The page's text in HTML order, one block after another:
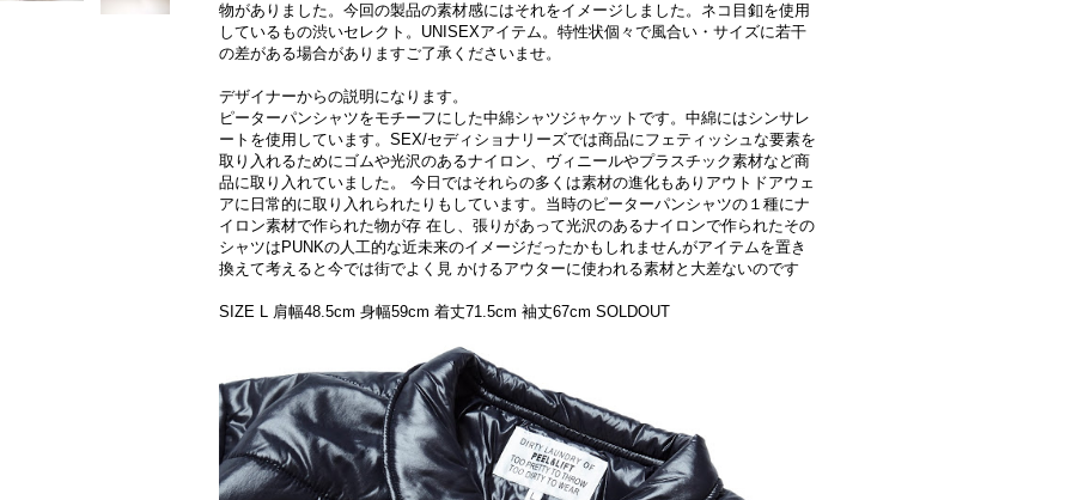
物がありました。今回の製品の素材感にはそれをイメージしました。ネコ目釦を使用
しているもの渋いセレクト。UNISEXアイテム。特性状個々で風合い・サイズに若干
の差がある場合がありますご了承くださいませ。
デザイナーからの説明になります。
ピーターパンシャツをモチーフにした中綿シャツジャケットです。中綿にはシンサレ
ートを使用しています。SEX/セディショナリーズでは商品にフェティッシュな要素を
取り入れるためにゴムや光沢のあるナイロン、ヴィニールやプラスチック素材など商
品に取り入れていました。 今日ではそれらの多くは素材の進化もありアウトドアウェ
アに日常的に取り入れられたりもしています。当時のピーターパンシャツの１種にナ
イロン素材で作られた物が存 在し、張りがあって光沢のあるナイロンで作られたその
シャツはPUNKの人工的な近未来のイメージだったかもしれませんがアイテムを置き
換えて考えると今では街でよく見 かけるアウターに使われる素材と大差ないのです
SIZE L 肩幅48.5cm 身幅59cm 着丈71.5cm 袖丈67cm SOLDOUT